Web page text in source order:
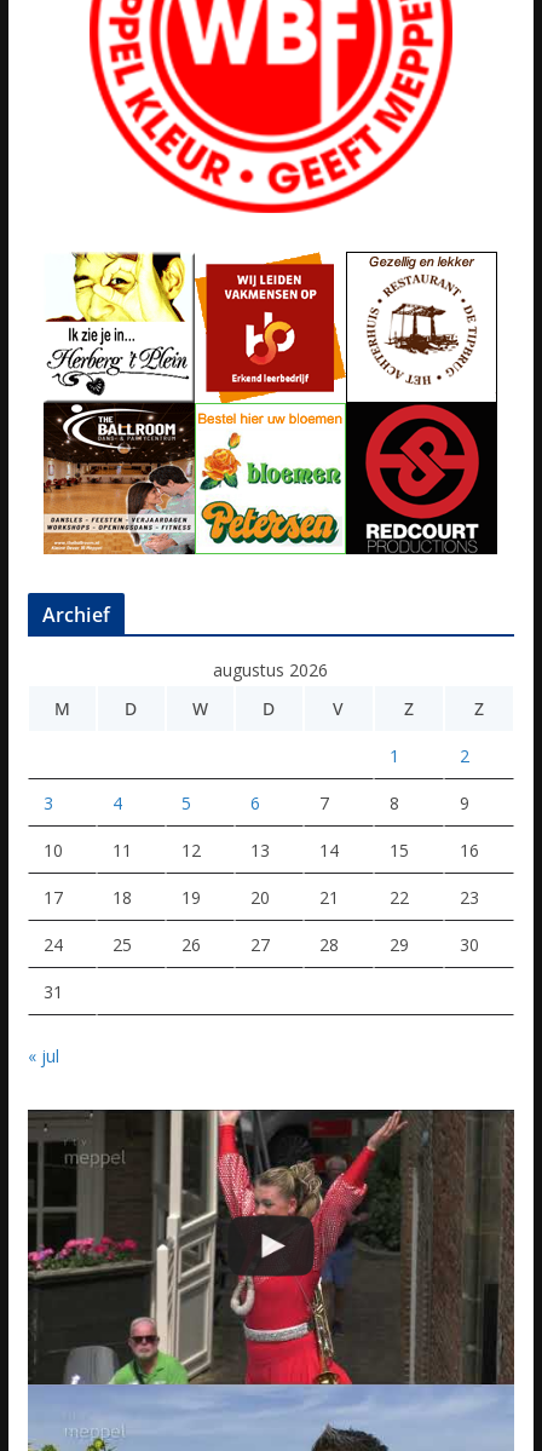
Archief
augustus 2026
M
D W D V Z Z
1 2
3 4 5 6 7 8 9
10 11 12 13 14 15 16
17 18 19 20 21 22 23
24 25 26 27 28 29 30
31
« jul